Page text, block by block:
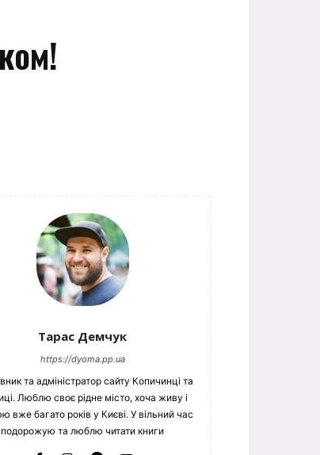
Тарас Демчук
https://dyoma.pp.ua
та адміністратор сайту Копичинці та
Люблю своє рідне місто, хоча живу і
вже багато років у Києві. У вільний час
подорожую та люблю читати книги